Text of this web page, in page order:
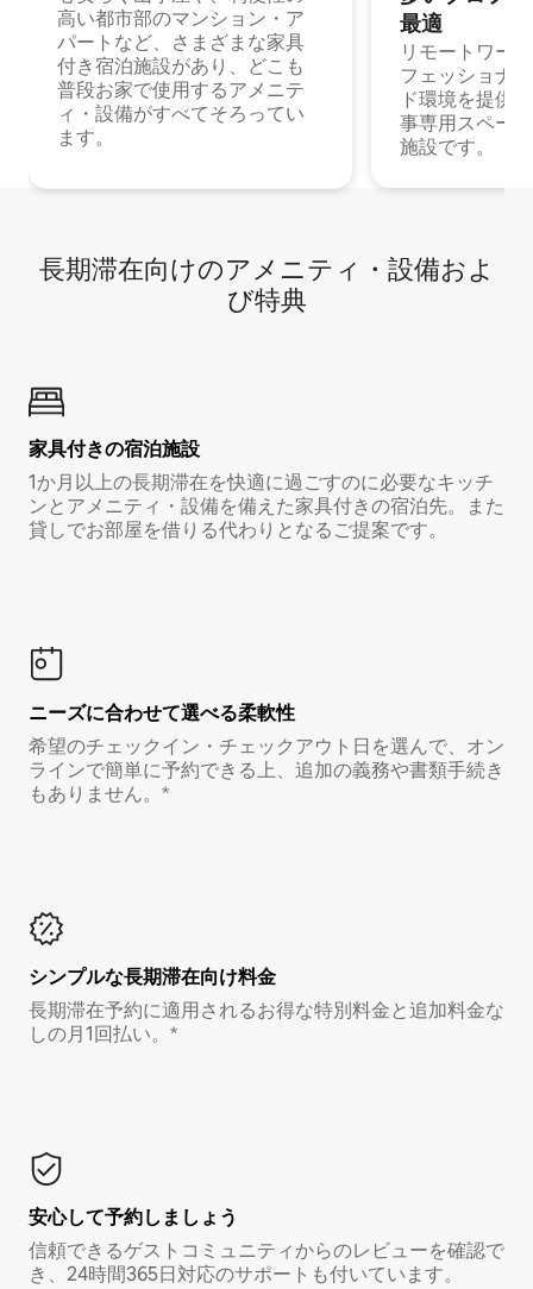
高い都市部のマンション・ア
パートなど、さまざまな家具
付き宿泊施設があり、どこも
普段お家で使用するアメニテ
ィ・設備がすべてそろってい
ます。
最⁠適
リモートワー
フェッショナ
ド環境を提供
事専用スペー
施設です。
長期滞在向け⁠のア⁠メ⁠ニ⁠テ⁠ィ⁠・設⁠備⁠およ
び特⁠典
家具付き⁠の宿⁠泊⁠施⁠設
1か月以上の長期滞在を快適に過ごすのに必要なキッチ
ンとアメニティ・設備を備えた家具付きの宿泊先。また
貸しでお部屋を借りる代わりとなるご提案です。
ニーズに合わせて選べる柔軟性
希望のチェックイン・チェックアウト日を選んで、オン
ラインで簡単に予約できる上、追加の義務や書類手続き
もありません。*
シンプルな長期滞在向け料金
長期滞在予約に適用されるお得な特別料金と追加料金な
しの月1回払い。*
安心して予約しましょう
信頼できるゲストコミュニティからのレビューを確認で
き、24時間365日対応のサポートも付いています。